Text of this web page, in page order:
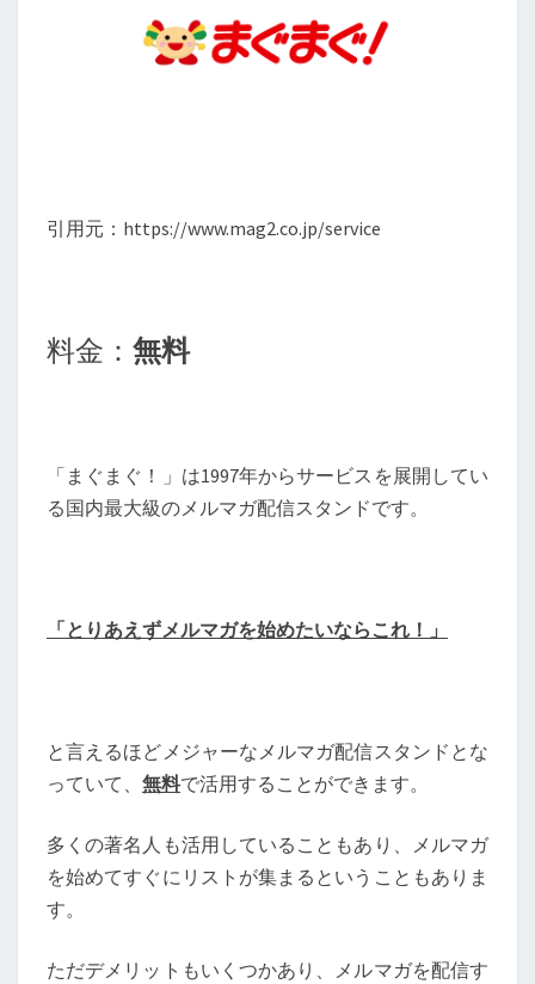
引用元：https://www.mag2.co.jp/service
料金： 無料
「まぐまぐ！」は1997年からサービスを展開してい
る国内最大級のメルマガ配信スタンドです。
「とりあえずメルマガを始めたいならこれ！」
と言えるほどメジャーなメルマガ配信スタンドとな
っていて、 無料で活用することができます。
多くの著名人も活用していることもあり、メルマガ
を始めてすぐにリストが集まるということもありま
す。
ただデメリットもいくつかあり、メルマガを配信す